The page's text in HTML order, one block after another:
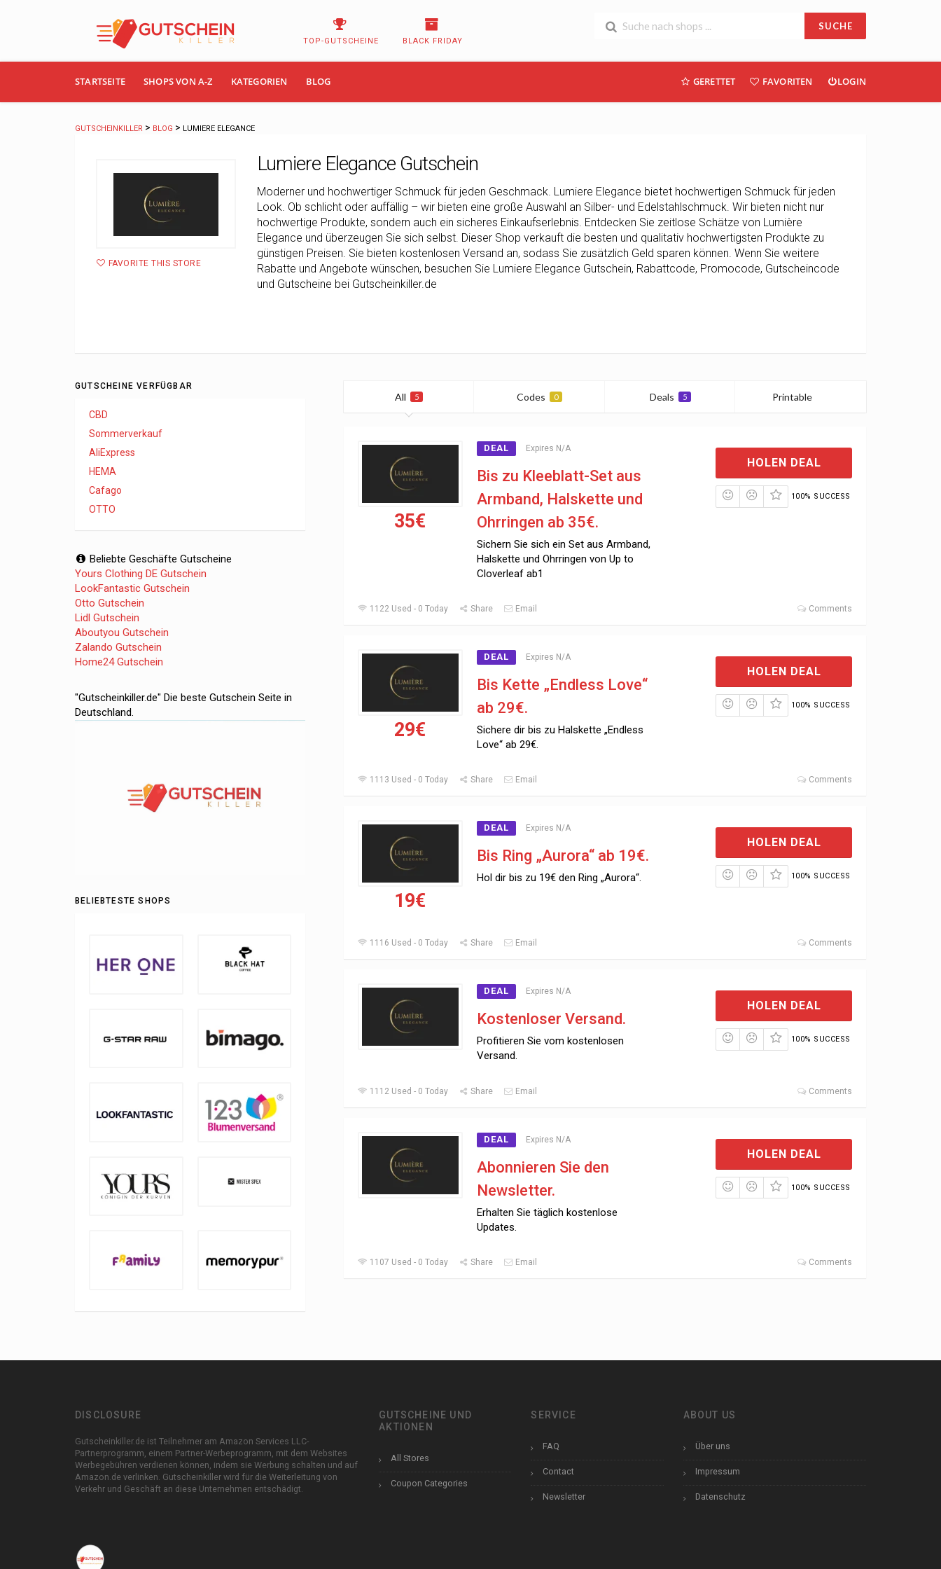
TOP-GUTSCHEINE BLACK FRIDAY
SUCHE
to
STARTSEITE SHOPS VON A-Z KATEGORIEN BLOG GERETTET FAVORITEN LOGIN
GUTSCHEINKILLER > BLOG > LUMIERE ELEGANCE
FAVORITE THIS STORE
Lumiere Elegance Gutschein
Moderner und hochwertiger Schmuck für jeden Geschmack. Lumiere Elegance bietet hochwertigen Schmuck für jeden
Look. Ob schlicht oder auffällig – wir bieten eine große Auswahl an Silber- und Edelstahlschmuck. Wir bieten nicht nur
hochwertige Produkte, sondern auch ein sicheres Einkaufserlebnis. Entdecken Sie zeitlose Schätze von Lumière
Elegance und überzeugen Sie sich selbst. Dieser Shop verkauft die besten und qualitativ hochwertigsten Produkte zu
günstigen Preisen. Sie bieten kostenlosen Versand an, sodass Sie zusätzlich Geld sparen können. Wenn Sie weitere
Rabatte und Angebote wünschen, besuchen Sie Lumiere Elegance Gutschein, Rabattcode, Promocode, Gutscheincode
und Gutscheine bei Gutscheinkiller.de
All 5 Codes 0 Deals 5 Printable
35€
DEAL Expires N/A
Bis zu Kleeblatt-Set aus
Armband, Halskette und
Ohrringen ab 35€.
Sichern Sie sich ein Set aus Armband,
Halskette und Ohrringen von Up to
Cloverleaf ab1
HOLEN DEAL
100% SUCCESS
1122 Used - 0 Today Share Email Comments
29€
DEAL Expires N/A
Bis Kette „Endless Love“
ab 29€.
Sichere dir bis zu Halskette „Endless
Love“ ab 29€.
HOLEN DEAL
100% SUCCESS
1113 Used - 0 Today Share Email Comments
19€
DEAL Expires N/A
Bis Ring „Aurora“ ab 19€.
Hol dir bis zu 19€ den Ring „Aurora“.
HOLEN DEAL
100% SUCCESS
1116 Used - 0 Today Share Email Comments
DEAL Expires N/A
Kostenloser Versand.
Profitieren Sie vom kostenlosen
Versand.
HOLEN DEAL
100% SUCCESS
1112 Used - 0 Today Share Email Comments
DEAL Expires N/A
Abonnieren Sie den
Newsletter.
Erhalten Sie täglich kostenlose
Updates.
HOLEN DEAL
100% SUCCESS
1107 Used - 0 Today Share Email Comments
GUTSCHEINE VERFÜGBAR
CBD
Sommerverkauf
AliExpress
HEMA
Cafago
OTTO
Beliebte Geschäfte Gutscheine
Yours Clothing DE Gutschein
LookFantastic Gutschein
Otto Gutschein
Lidl Gutschein
Aboutyou Gutschein
Zalando Gutschein
Home24 Gutschein
"Gutscheinkiller.de" Die beste Gutschein Seite in
Deutschland.
BELIEBTESTE SHOPS
DISCLOSURE
Gutscheinkiller.de ist Teilnehmer am Amazon Services LLC-
Partnerprogramm, einem Partner-Werbeprogramm, mit dem Websites
Werbegebühren verdienen können, indem sie Werbung schalten und auf
Amazon.de verlinken. Gutscheinkiller wird für die Weiterleitung von
Verkehr und Geschäft an diese Unternehmen entschädigt.
GUTSCHEINE UND
AKTIONEN
All Stores
Coupon Categories
SERVICE
FAQ
Contact
Newsletter
ABOUT US
Über uns
Impressum
Datenschutz